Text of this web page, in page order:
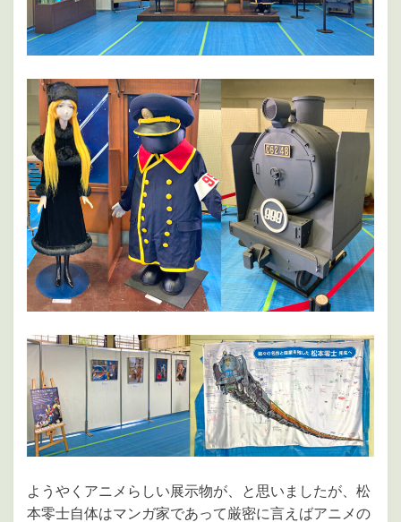
ようやくアニメらしい展示物が、と思いましたが、松
本零士自体はマンガ家であって厳密に言えばアニメの